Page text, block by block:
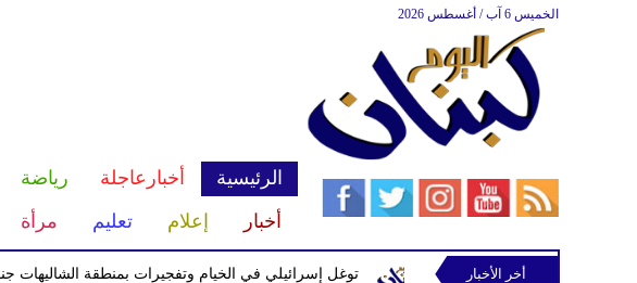
الخميس 6 آب / أغسطس 2026
الرئيسية أخبارعاجلة رياضة
أخبار
إعلام تعليم مرأة
توغل إسرائيلي في الخيام وتفجيرات بمنطقة الشاليهات جنوب لبنان في رب ثلاثين
أخر الأخبار